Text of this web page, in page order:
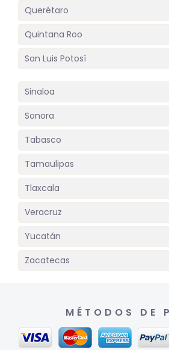
Querétaro
Quintana Roo
San Luis Potosí
Sinaloa
Sonora
Tabasco
Tamaulipas
Tlaxcala
Veracruz
Yucatán
Zacatecas
MÉTODOS DE